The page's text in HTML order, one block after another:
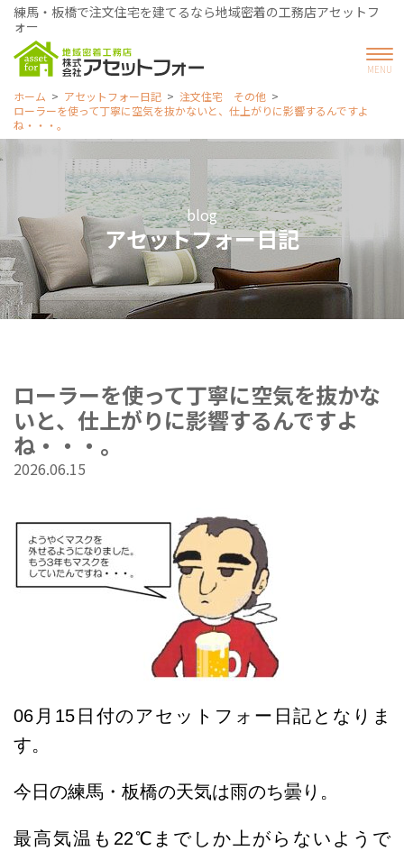
練馬・板橋で注文住宅を建てるなら地域密着の工務店アセットフ
ォー
ホーム アセットフォー日記
注文住宅 その他
ローラーを使って丁寧に空気を抜かないと、仕上がりに影響するんですよ
ね・・・。
blog
アセットフォー日記
ローラーを使って丁寧に空気を抜かな
いと、仕上がりに影響するんですよ
ね・・・。
2026.06.15
06 月15日 付のアセットフォー日記となりま
す。
今日の練馬・板橋の天気は雨のち曇り 。
最高気温も 22℃までしか上がらないようで